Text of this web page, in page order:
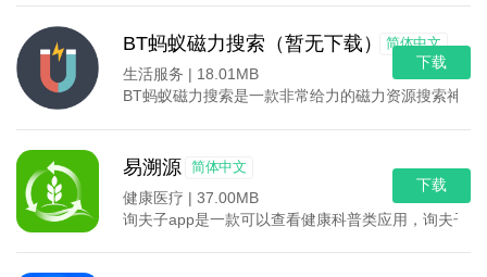
BT蚂蚁磁力搜索（暂无下载） 简体中文
生活服务 | 18.01MB
BT蚂蚁磁力搜索是一款非常给力的磁力资源搜索神
下载
易溯源 简体中文
健康医疗 | 37.00MB
询夫子app是一款可以查看健康科普类应用，询夫子
下载